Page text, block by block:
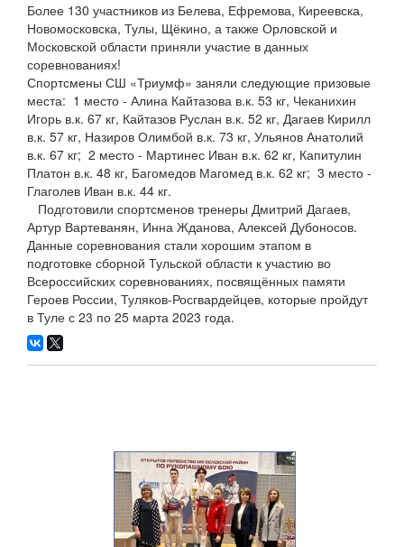
Более 130 участников из Белева, Ефремова, Киреевска,
Новомосковска, Тулы, Щёкино, а также Орловской и
Московской области приняли участие в данных
соревнованиях!
Спортсмены СШ «Триумф» заняли следующие призовые
места: 1 место - Алина Кайтазова в.к. 53 кг, Чеканихин
Игорь в.к. 67 кг, Кайтазов Руслан в.к. 52 кг, Дагаев Кирилл
в.к. 57 кг, Назиров Олимбой в.к. 73 кг, Ульянов Анатолий
в.к. 67 кг; 2 место - Мартинес Иван в.к. 62 кг, Капитулин
Платон в.к. 48 кг, Багомедов Магомед в.к. 62 кг; 3 место -
Глаголев Иван в.к. 44 кг.
Подготовили спортсменов тренеры Дмитрий Дагаев,
Артур Вартеванян, Инна Жданова, Алексей Дубоносов.
Данные соревнования стали хорошим этапом в
подготовке сборной Тульской области к участию во
Всероссийских соревнованиях, посвящённых памяти
Героев России, Туляков-Росгвардейцев, которые пройдут
в Туле с 23 по 25 марта 2023 года.